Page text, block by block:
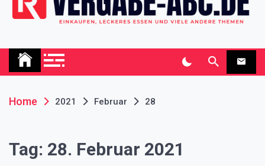
Vergabe-abc.de Blog
Home 2021 Februar 28
Tag: 28. Februar 2021